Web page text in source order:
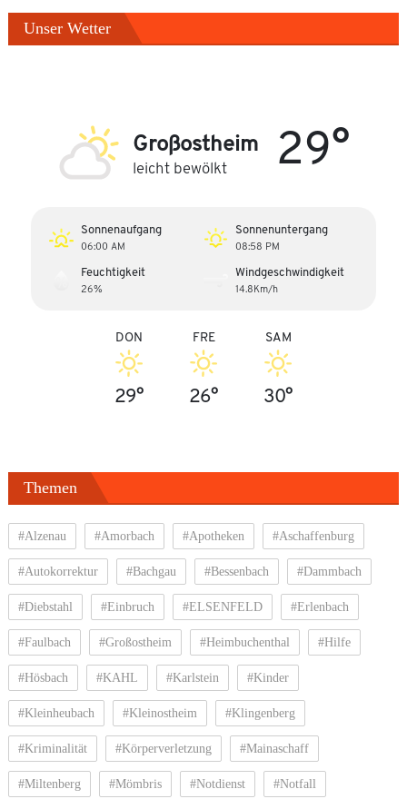
Unser Wetter
Großostheim
leicht bewölkt 29°
Sonnenaufgang
06:00 AM
Sonnenuntergang
08:58 PM
Feuchtigkeit
26%
Windgeschwindigkeit
14.8Km/h
DON
29°
FRE
26°
SAM
30°
Themen
#Alzenau #Amorbach #Apotheken #Aschaffenburg
#Autokorrektur #Bachgau #Bessenbach #Dammbach
#Diebstahl #Einbruch #ELSENFELD #Erlenbach
#Faulbach #Großostheim #Heimbuchenthal #Hilfe
#Hösbach #KAHL #Karlstein #Kinder
#Kleinheubach #Kleinostheim #Klingenberg
#Kriminalität #Körperverletzung #Mainaschaff
#Miltenberg #Mömbris #Notdienst #Notfall